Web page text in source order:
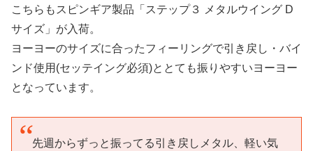
こちらもスピンギア製品「ステップ３ メタルウイング D
サイズ」が入荷。
ヨーヨーのサイズに合ったフィーリングで引き戻し・バイ
ンド使用(セッテイング必須)ととても振りやすいヨーヨー
となっています。
先週からずっと振ってる引き戻しメタル、軽い気